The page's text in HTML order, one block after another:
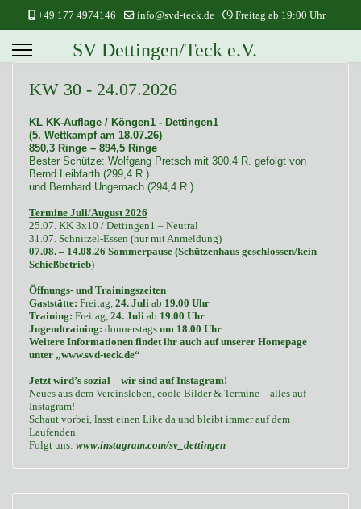
+49 177 4974146 info@svd-teck.de Freitag ab 19:00 Uhr
SV Dettingen/Teck e.V.
KW 30 - 24.07.2026
KL KK-Auflage / Köngen1 - Dettingen1
(5. Wettkampf am 18.07.26)
850,3 Ringe – 894,5 Ringe
Bester Schütze: Wolfgang Pretsch mit 300,4 R. gefolgt von
Bernd Leibfarth (299,4 R.)
und Bernhard Ungemach (294,4 R.)
Termine Juli/August 2026
25.07. KK 3x10 / Dettingen1 – Neutral
31.07. Schnitzel-Essen (nur mit Anmeldung)
07.08. – 14.08.26 Sommerpause (Schützenhaus geschlossen/kein
Schießbetrieb)
Öffnungs- und Trainingszeiten
Gaststätte: Freitag, 24. Juli ab 19.00 Uhr
Training: Freitag, 24. Juli ab 19.00 Uhr
Jugendtraining: donnerstags um 18.00 Uhr
Weitere Informationen findet ihr auch auf unserer Homepage
unter „www.svd-teck.de“
Jetzt wird’s sozial – wir sind auf Instagram!
Neues aus dem Vereinsleben, coole Bilder & Termine – alles auf
Instagram!
Schaut vorbei, lasst einen Like da und bleibt immer auf dem
Laufenden.
Folgt uns: www.instagram.com/sv_dettingen